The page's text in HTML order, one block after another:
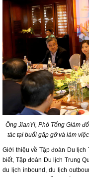
Ông JianYi, Phó Tổng Giám
tác tại buổi gặp gỡ và làm
Giới thiệu về Tập đoàn Du lịch
biết, Tập đoàn Du lịch Trung
du lịch inbound, du lịch